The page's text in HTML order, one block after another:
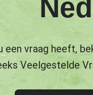
een vraag heeft,
Veelgestelde